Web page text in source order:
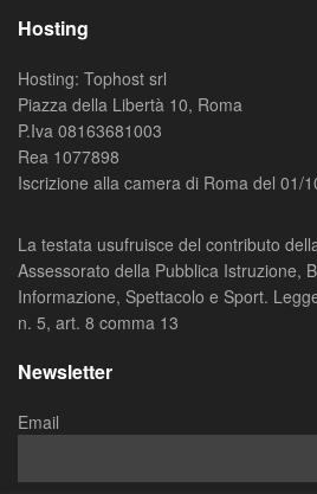
Hosting
Hosting: Tophost srl
Piazza della Libertà 10, Roma
P.Iva 08163681003
Rea 1077898
Iscrizione alla camera di Roma del 01/
La testata usufruisce del contributo
Assessorato della Pubblica Istruzione,
Informazione, Spettacolo e Sport.
n. 5, art. 8 comma 13
Newsletter
Email